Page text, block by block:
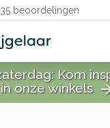
beoordelingen
close
Kom
in onze winkels